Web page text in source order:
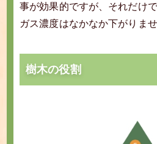
事が効果的ですが、それだけ
ガス濃度はなかなか下がりませ
樹木の役割